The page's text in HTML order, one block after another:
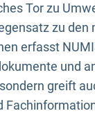
Tor zu
zu den
erfasst
und
greift